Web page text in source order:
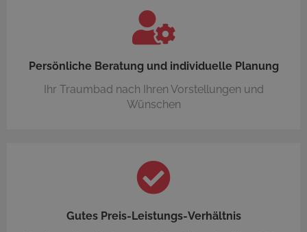
Persönliche Beratung und individuelle Planung
Ihr Traumbad nach Ihren Vorstellungen und
Wünschen
Gutes Preis-Leistungs-Verhältnis